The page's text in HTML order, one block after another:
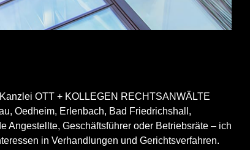
OTT + KOLLEGEN RECHTSANWÄLTE
Oedheim, Erlenbach, Bad Friedrichshall,
Angestellte, Geschäftsführer oder Betriebsräte – ich
in Verhandlungen und Gerichtsverfahren.